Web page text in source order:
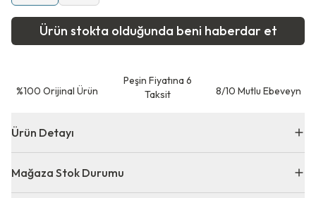
Ürün stokta olduğunda beni haberdar et
⁠%100 Orijinal Ürün
Peşin Fiyatına 6
Taksit
8/10 Mutlu Ebeveyn
Ürün Detayı
Mağaza Stok Durumu